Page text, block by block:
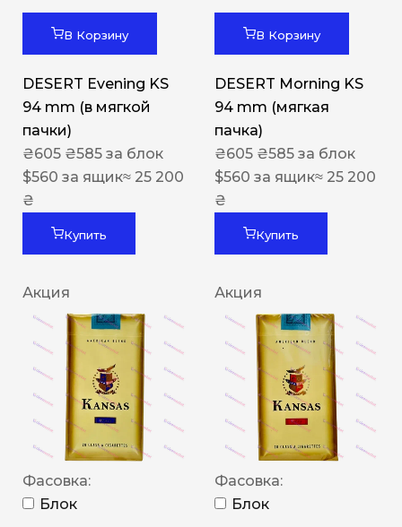
В Корзину
DESERT Evening KS
94 mm (в мягкой
пачки)
₴605 ₴585 за блок
$560 за ящик≈ 25 200
₴
Купить
В Корзину
DESERT Morning KS
94 mm (мягкая
пачка)
₴605 ₴585 за блок
$560 за ящик≈ 25 200
₴
Купить
Акция
Фасовка:
Блок
Акция
Фасовка:
Блок